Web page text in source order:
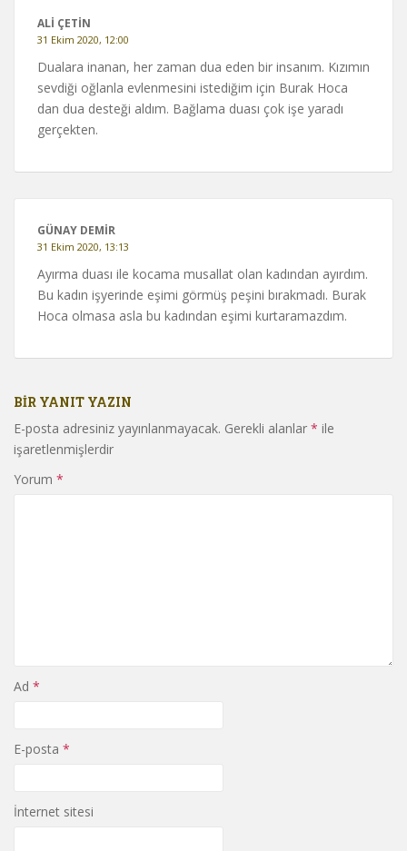
ALİ ÇETİN
31 Ekim 2020, 12:00
Dualara inanan, her zaman dua eden bir insanım. Kızımın
sevdiği oğlanla evlenmesini istediğim için Burak Hoca
dan dua desteği aldım. Bağlama duası çok işe yaradı
gerçekten.
GÜNAY DEMİR
31 Ekim 2020, 13:13
Ayırma duası ile kocama musallat olan kadından ayırdım.
Bu kadın işyerinde eşimi görmüş peşini bırakmadı. Burak
Hoca olmasa asla bu kadından eşimi kurtaramazdım.
BIR YANIT YAZIN
E-posta adresiniz yayınlanmayacak. Gerekli alanlar * ile
işaretlenmişlerdir
Yorum *
Ad *
E-posta *
İnternet sitesi